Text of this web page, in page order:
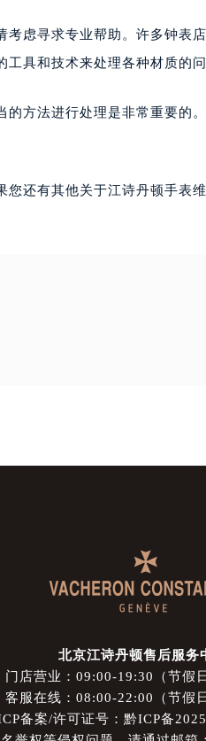
虑寻求专业帮助。许多钟表
具和技术来处理各种材质的问
方法进行处理是非常重要的
您还有其他关于江诗丹顿手表
北京江诗丹顿售后服务
门店营业：09:00-19:30（节假
客服在线：08:00-22:00（节假
备案/许可证号：黔ICP备